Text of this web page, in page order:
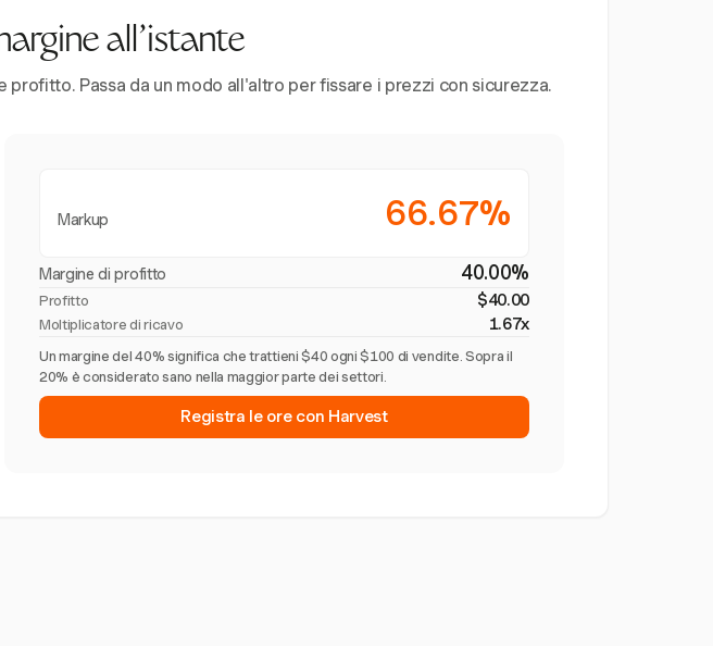
all'istante
Passa da un modo all'altro per fissare i prezzi con sicurezza.
Markup 66.67%
Margine di profitto 40.00%
Profitto $40.00
Moltiplicatore di ricavo 1.67x
Un margine del 40% significa che trattieni $40 ogni $100 di vendite. Sopra il
20% è considerato sano nella maggior parte dei settori.
Registra le ore con Harvest